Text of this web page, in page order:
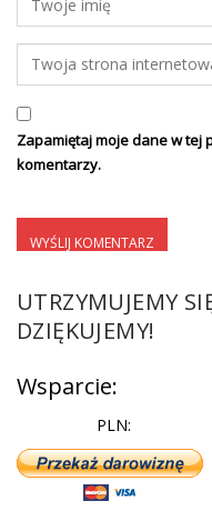
Zapamiętaj moje dane w tej
komentarzy.
UTRZYMUJEMY
DZIĘKUJEMY!
Wsparcie:
PLN: